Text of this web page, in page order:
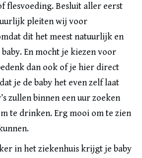
flesvoeding. Besluit aller eerst
pleiten wij voor
dit het meest natuurlijk en
En mocht je kiezen voor
dan ook of je hier direct
je de baby het even zelf laat
zullen binnen een uur zoeken
te drinken. Erg mooi om te zien
in het ziekenhuis krijgt je baby